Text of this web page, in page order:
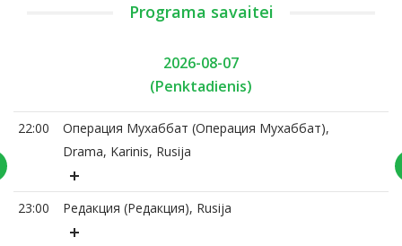
Programa savaitei
2026-08-07
(Penktadienis)
22:00
Операция Мухаббат (Операция Мухаббат),
Drama, Karinis, Rusija
23:00 Редакция (Редакция), Rusija